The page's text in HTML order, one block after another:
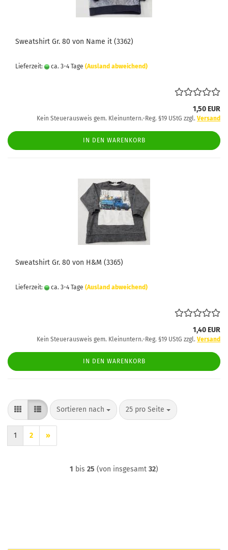
Sweatshirt Gr. 80 von Name it (3362)
Lieferzeit: ca. 3-4 Tage (Ausland abweichend)
1,50 EUR
Kein Steuerausweis gem. Kleinuntern.-Reg. §19 UStG zzgl. Versand
IN DEN WARENKORB
Sweatshirt Gr. 80 von H&M (3365)
Lieferzeit: ca. 3-4 Tage (Ausland abweichend)
1,40 EUR
Kein Steuerausweis gem. Kleinuntern.-Reg. §19 UStG zzgl. Versand
IN DEN WARENKORB
Sortieren nach
Sortieren nach 25 pro Seite
pro Seite
1 2 »
1 bis 25 (von insgesamt 32)